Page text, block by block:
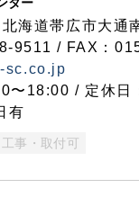
海道帯広市大通
9511 / FAX：
sc.co.jp
〜18:00 / 定休日
有
工事・取付可